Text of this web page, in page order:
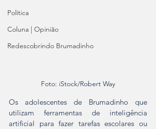
Política
Coluna | Opinião
Redescobrindo Brumadinho
Foto: iStock/Robert Way
Os adolescentes de Brumadinho que
utilizam ferramentas de inteligência
artificial para fazer tarefas escolares ou